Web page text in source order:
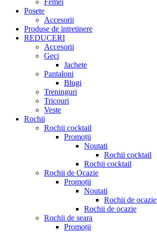
Femei
Posete
Accesorii
Produse de intretinere
REDUCERI
Accesorii
Geci
Jachete
Pantaloni
Blugi
Treninguri
Tricouri
Veste
Rochii
Rochii cocktail
Promoții
Noutati
Rochii cocktail
Rochii cocktail
Rochii de Ocazie
Promoții
Noutati
Rochii de ocazie
Rochii de ocazie
Rochii de seara
Promoții